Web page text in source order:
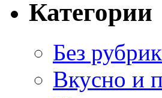
Категории
Без
Вкусно и